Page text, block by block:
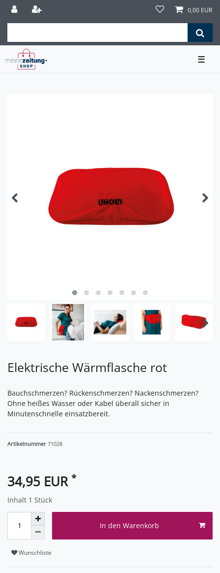
0,00 EUR
☰
Elektrische Wärmflasche rot
Bauchschmerzen? Rückenschmerzen? Nackenschmerzen?
Ohne heißes Wasser oder Kabel überall sicher in
Minutenschnelle einsatzbereit.
Artikelnummer 71028
34,95 EUR *
Inhalt 1 Stück
In den Warenkorb
Wunschliste